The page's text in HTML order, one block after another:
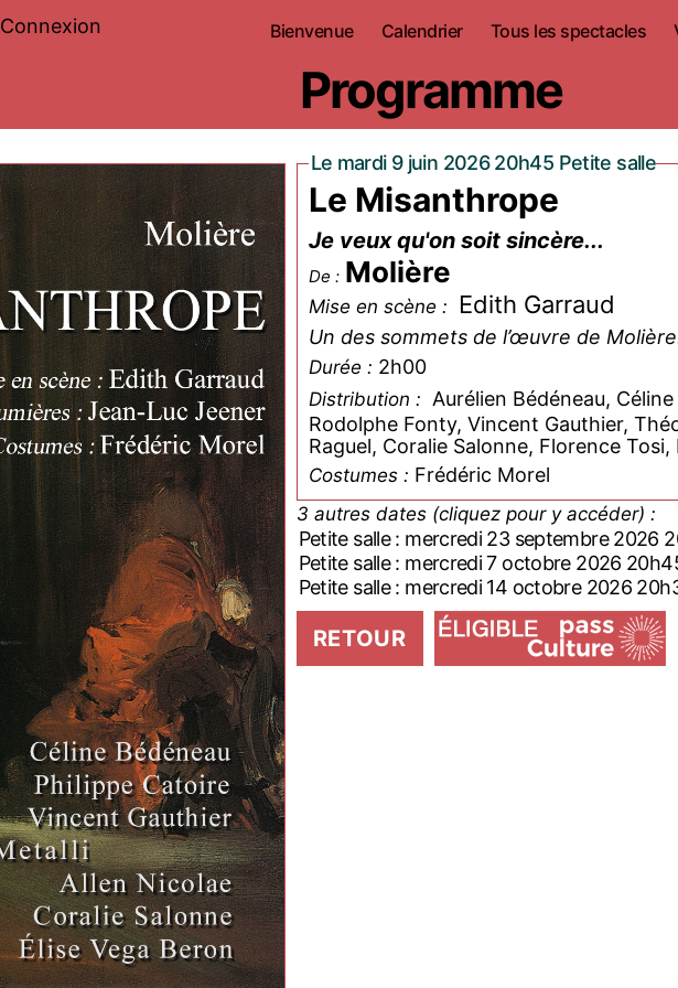
Connexion Bienvenue Calendrier Tous les spectacles
Programme
Le mardi 9 juin 2026 20h45 Petite salle
Le Misanthrope
Je veux qu'on soit sincère...
De : Molière
Mise en scène : Edith Garraud
Un des sommets de l’œuvre de
Durée : 2h00
Distribution : Aurélien Bédéneau,
Rodolphe Fonty, Vincent Gauthier,
Raguel, Coralie Salonne, Florence Tosi,
Costumes : Frédéric Morel
3 autres dates (cliquez pour y accéder) :
Petite salle : mercredi 23 septembre 2026
Petite salle : mercredi 7 octobre 2026
Petite salle : mercredi 14 octobre 2026